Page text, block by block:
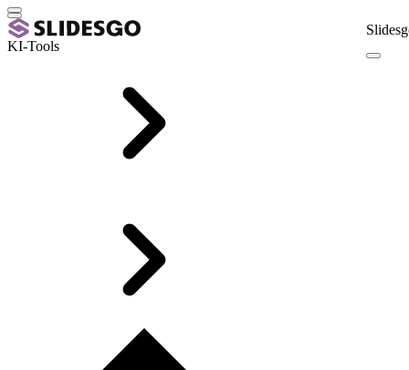
KI-Tools